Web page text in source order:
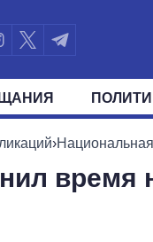
ПРЕЗИДЕНТ И
›
время